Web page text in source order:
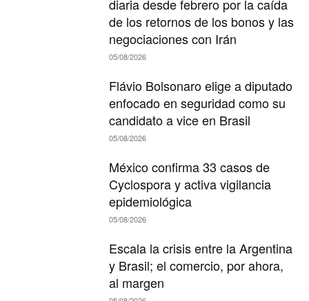
diaria desde febrero por la caída
de los retornos de los bonos y las
negociaciones con Irán
05/08/2026
Flávio Bolsonaro elige a diputado
enfocado en seguridad como su
candidato a vice en Brasil
05/08/2026
México confirma 33 casos de
Cyclospora y activa vigilancia
epidemiológica
05/08/2026
Escala la crisis entre la Argentina
y Brasil; el comercio, por ahora,
al margen